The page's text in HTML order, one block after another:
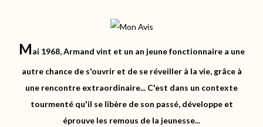
Mai 1968, Armand vint et un an jeune fonctionnaire a une
autre chance de s'ouvrir et de se réveiller à la vie, grâce à
une rencontre extraordinaire... C'est dans un contexte
tourmenté qu'il se libère de son passé, développe et
éprouve les remous de la jeunesse...